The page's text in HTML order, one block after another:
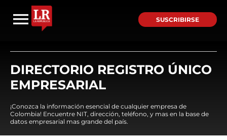
SUSCRIBIRSE
DIRECTORIO REGISTRO ÚNICO
EMPRESARIAL
¡Conozca la información esencial de cualquier empresa de
Colombia! Encuentre NIT, dirección, teléfono, y mas en la base de
datos empresarial mas grande del país.